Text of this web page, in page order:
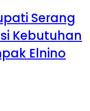
Serang
Kebutuhan
Elnino